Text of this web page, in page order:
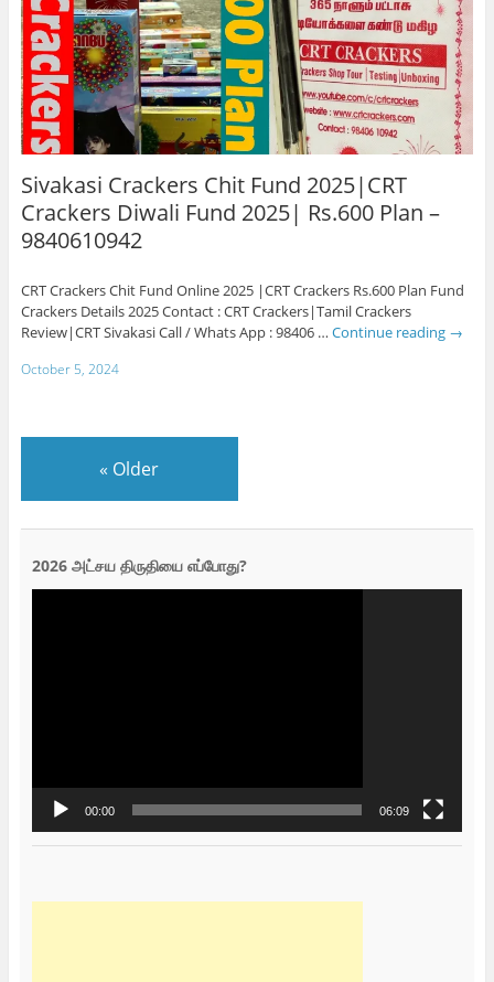
Sivakasi Crackers Chit Fund 2025|CRT
Crackers Diwali Fund 2025| Rs.600 Plan –
9840610942
CRT Crackers Chit Fund Online 2025 |CRT Crackers Rs.600 Plan Fund
Crackers Details 2025 Contact : CRT Crackers|Tamil Crackers
Review|CRT Sivakasi Call / Whats App : 98406 … Continue reading →
October 5, 2024
« Older
2026 அட்சய திருதியை எப்போது?
00:00 06:09